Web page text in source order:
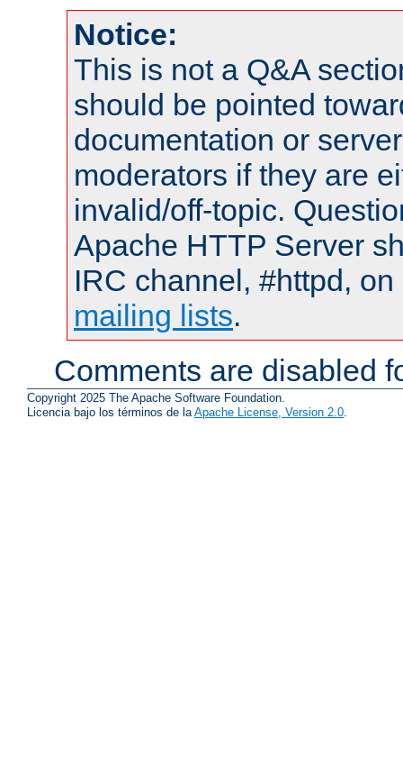
Notice:
This is not a Q&A
should be pointed
documentation or
moderators if they are
invalid/off-topic.
Apache HTTP Server
IRC channel, #httpd,
mailing lists.
Comments are disabled
Copyright 2025 The Apache Software Foundation.
Licencia bajo los términos de laApache License, Version 2.0.